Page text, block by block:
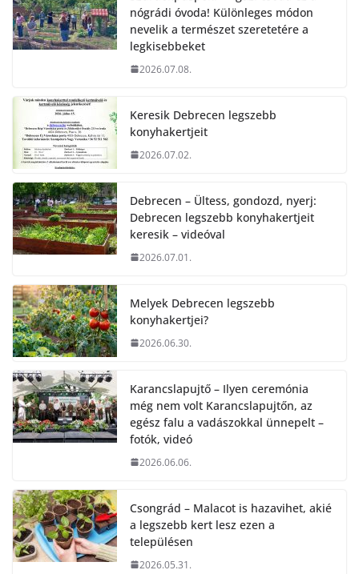
nógrádi óvoda! Különleges módon
nevelik a természet szeretetére a
legkisebbeket
2026.07.08.
Keresik Debrecen legszebb
konyhakertjeit
2026.07.02.
Debrecen – Ültess, gondozd, nyerj:
Debrecen legszebb konyhakertjeit
keresik – videóval
2026.07.01.
Melyek Debrecen legszebb
konyhakertjei?
2026.06.30.
Karancslapujtő – Ilyen ceremónia
még nem volt Karancslapujtőn, az
egész falu a vadászokkal ünnepelt –
fotók, videó
2026.06.06.
Csongrád – Malacot is hazavihet, akié
a legszebb kert lesz ezen a
településen
2026.05.31.